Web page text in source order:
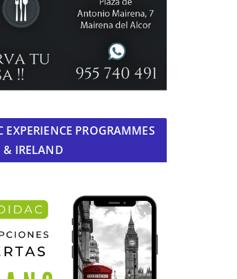
EXPERIENCE PROGRAMMES
IRELAND